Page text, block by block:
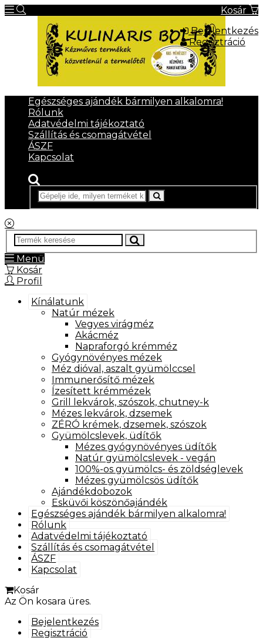
Kosár
Bejelentkezés
Regisztráció
Egészséges ajándék bármilyen alkalomra!
Rólunk
Adatvédelmi tájékoztató
Szállítás és csomagátvétel
ÁSZF
Kapcsolat
Menü
Kosár
Profil
Kínálatunk
Natúr mézek
Vegyes virágméz
Akácméz
Napraforgó krémméz
Gyógynövényes mézek
Méz dióval, aszalt gyümölccsel
Immunerősítő mézek
Ízesített krémmézek
Grill lekvárok, szószok, chutney-k
Mézes lekvárok, dzsemek
ZÉRÓ krémek, dzsemek, szószok
Gyümölcslevek, üdítők
Mézes gyógynövényes üdítők
Natúr gyümölcslevek - vegán
100%-os gyümölcs- és zöldséglevek
Mézes gyümölcsös üdítők
Ajándékdobozok
Esküvői köszönőajándék
Egészséges ajándék bármilyen alkalomra!
Rólunk
Adatvédelmi tájékoztató
Szállítás és csomagátvétel
ÁSZF
Kapcsolat
Kosár
Az Ön kosara üres.
Bejelentkezés
Regisztráció